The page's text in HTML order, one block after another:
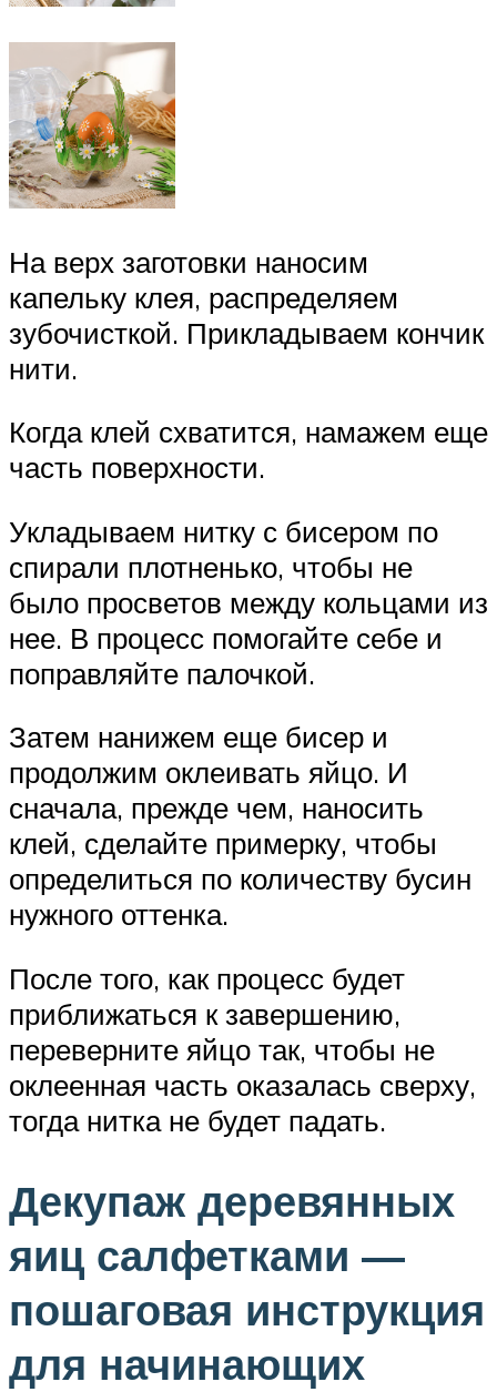
На верх заготовки наносим
капельку клея, распределяем
зубочисткой. Прикладываем кончик
нити.
Когда клей схватится, намажем еще
часть поверхности.
Укладываем нитку с бисером по
спирали плотненько, чтобы не
было просветов между кольцами из
нее. В процесс помогайте себе и
поправляйте палочкой.
Затем нанижем еще бисер и
продолжим оклеивать яйцо. И
сначала, прежде чем, наносить
клей, сделайте примерку, чтобы
определиться по количеству бусин
нужного оттенка.
После того, как процесс будет
приближаться к завершению,
переверните яйцо так, чтобы не
оклеенная часть оказалась сверху,
тогда нитка не будет падать.
Декупаж деревянных
яиц салфетками —
пошаговая инструкция
для начинающих